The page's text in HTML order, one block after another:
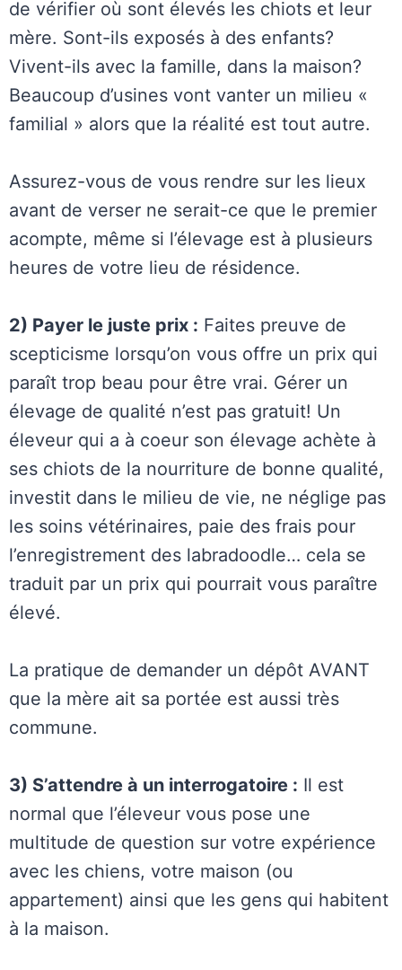
de vérifier où sont élevés les chiots et leur
mère. Sont-ils exposés à des enfants?
Vivent-ils avec la famille, dans la maison?
Beaucoup d’usines vont vanter un milieu «
familial » alors que la réalité est tout autre.
Assurez-vous de vous rendre sur les lieux
avant de verser ne serait-ce que le premier
acompte, même si l’élevage est à plusieurs
heures de votre lieu de résidence.
2) Payer le juste prix : Faites preuve de
scepticisme lorsqu’on vous offre un prix qui
paraît trop beau pour être vrai. Gérer un
élevage de qualité n’est pas gratuit! Un
éleveur qui a à coeur son élevage achète à
ses chiots de la nourriture de bonne qualité,
investit dans le milieu de vie, ne néglige pas
les soins vétérinaires, paie des frais pour
l’enregistrement des labradoodle… cela se
traduit par un prix qui pourrait vous paraître
élevé.
La pratique de demander un dépôt AVANT
que la mère ait sa portée est aussi très
commune.
3) S’attendre à un interrogatoire : Il est
normal que l’éleveur vous pose une
multitude de question sur votre expérience
avec les chiens, votre maison (ou
appartement) ainsi que les gens qui habitent
à la maison.